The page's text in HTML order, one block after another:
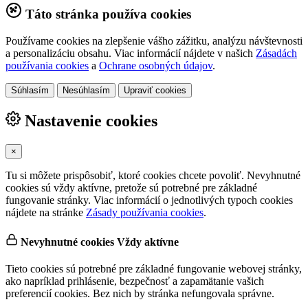
Táto stránka používa cookies
Používame cookies na zlepšenie vášho zážitku, analýzu návštevnosti
a personalizáciu obsahu. Viac informácií nájdete v našich Zásadách
používania cookies a Ochrane osobných údajov.
Súhlasím Nesúhlasím Upraviť cookies
Nastavenie cookies
×
Tu si môžete prispôsobiť, ktoré cookies chcete povoliť. Nevyhnutné
cookies sú vždy aktívne, pretože sú potrebné pre základné
fungovanie stránky. Viac informácií o jednotlivých typoch cookies
nájdete na stránke Zásady používania cookies.
Nevyhnutné cookies Vždy aktívne
Tieto cookies sú potrebné pre základné fungovanie webovej stránky,
ako napríklad prihlásenie, bezpečnosť a zapamätanie vašich
preferencií cookies. Bez nich by stránka nefungovala správne.